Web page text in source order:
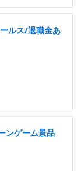
ルス/退職金あ
ンゲーム景品